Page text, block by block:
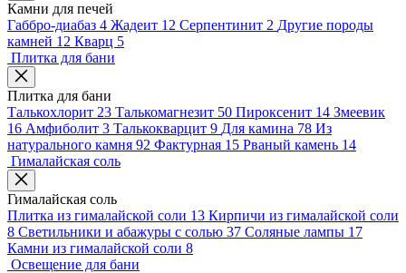
Камни для печей
Габбро-диабаз 4 Жадеит 12 Серпентинит 2 Другие породы
камней 12 Кварц 5
Плитка для бани
Плитка для бани
Талькохлорит 23 Талькомагнезит 50 Пироксенит 14 Змеевик
16 Амфиболит 3 Талькокварцит 9 Для камина 78 Из
натурального камня 92 Фактурная 15 Рваный камень 14
Гималайская соль
Гималайская соль
Плитка из гималайской соли 13 Кирпичи из гималайской соли
8 Светильники и абажуры с солью 37 Соляные лампы 17
Камни из гималайской соли 8
Освещение для бани